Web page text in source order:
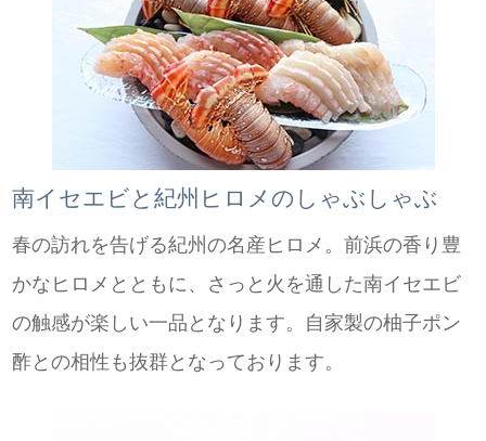
南イセエビと紀州ヒロメのしゃぶしゃぶ
春の訪れを告げる紀州の名産ヒロメ。前浜の香り豊
かなヒロメとともに、さっと火を通した南イセエビ
の触感が楽しい一品となります。自家製の柚子ポン
酢との相性も抜群となっております。